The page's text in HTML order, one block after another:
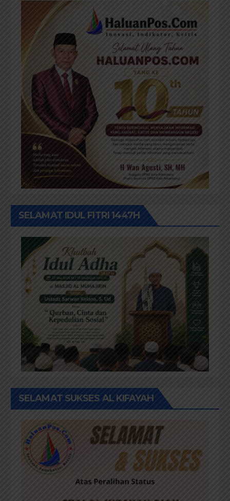
SELAMAT IDUL FITRI 1447H
SELAMAT SUKSES AL KIFAYAH